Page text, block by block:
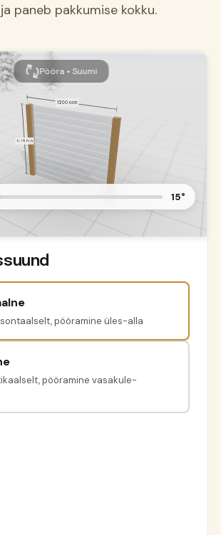
paneb pakkumise kokku.
pööramine üles-alla
pööramine vasakule-
Pööra • Suumi
15°